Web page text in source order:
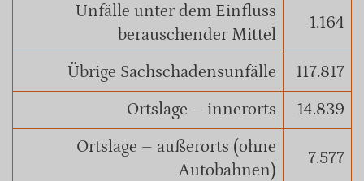
Unfälle unter dem Einfluss
berauschender Mittel
1.164
Übrige Sachschadensunfälle
117.817
Ortslage – innerorts
14.839
Ortslage – außerorts (ohne
Autobahnen)
7.577